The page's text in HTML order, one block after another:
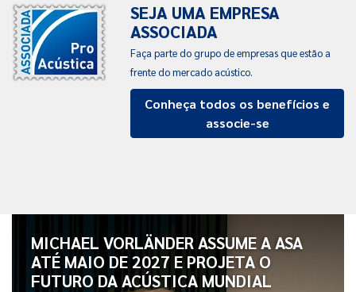
SEJA UMA EMPRESA
ASSOCIADA
Faça parte do grupo de empresas que estão a
frente do mercado acústico.
Conheça todos os benefícios e
associe-se
MICHAEL VORLÄNDER ASSUME A ASA
ATÉ MAIO DE 2027 E PROJETA O
FUTURO DA ACÚSTICA MUNDIAL